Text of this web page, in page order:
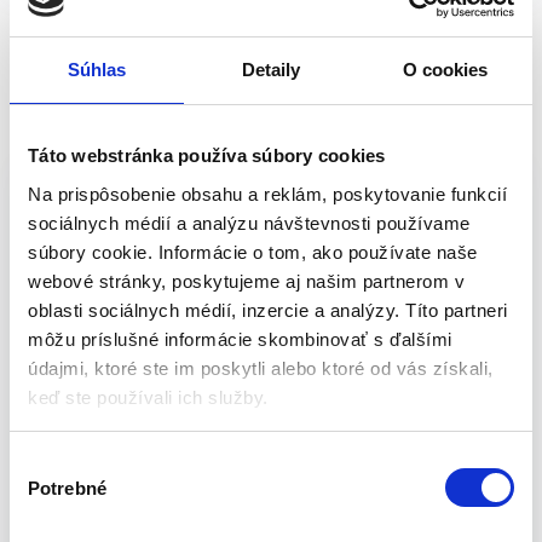
Súhlas Detaily O cookies
Táto webstránka používa súbory cookies
Na prispôsobenie obsahu a reklám, poskytovanie funkcií
sociálnych médií a analýzu návštevnosti používame
súbory cookie. Informácie o tom, ako používate naše
webové stránky, poskytujeme aj našim partnerom v
oblasti sociálnych médií, inzercie a analýzy. Títo partneri
môžu príslušné informácie skombinovať s ďalšími
údajmi, ktoré ste im poskytli alebo ktoré od vás získali,
keď ste používali ich služby.
Potrebné
o
v
Magnetická kniha – skladačka puzzle
72ks | postavičky
Hlavolam rozvíja manuálne zručnosti a učí koncentrácii.
Sada magnetov bude pre malého výtvarníka skutočnou
lahôdkou.
Dieťa sa môže hrať dvoma spôsobmi:
Vytvorte si svoj vlastný jedinečný obrázok. Možnosť
vytvorenia vlastného obrázku prinesie vášmu dieťaťu veľa